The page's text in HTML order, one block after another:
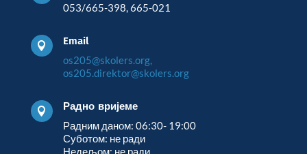
053/665-398, 665-021

Email
os205@skolers.org,
os205.direktor@skolers.org

Радно вријеме
Радним даном: 06:30- 19:00
Суботом: не ради
Недељом: не ради